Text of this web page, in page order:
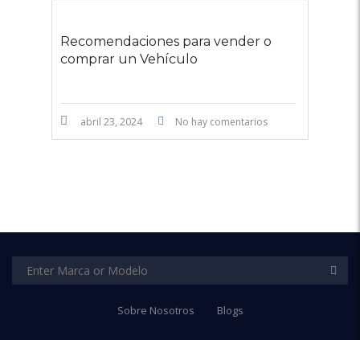
Recomendaciones para vender o
comprar un Vehículo
abril 23, 2024 No hay comentarios
Sobre Nosotros Blogs